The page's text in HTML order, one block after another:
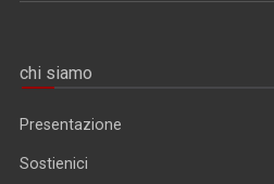
chi siamo
Presentazione
Sostienici